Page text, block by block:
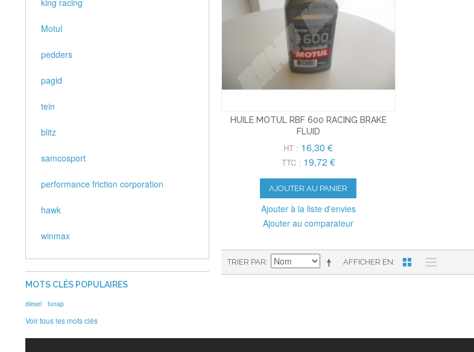
HUILE MOTUL RBF 600 RACING BRAKE
FLUID
HT : 16,30 €
TTC : 19,72 €
AJOUTER AU PANIER
Ajouter à la liste d'envies
Ajouter au comparateur
AFFICHER EN
TRIER PAR
king racing
Motul
pedders
pagid
tein
blitz
samcosport
performance friction corporation
hawk
winmax
MOTS CLÉS POPULAIRES
diesel tunap
Voir tous les mots clés